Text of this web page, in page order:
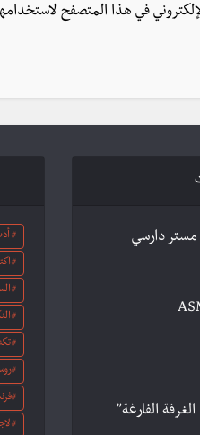
في هذا المتصفح
دارسي
الفارغة”